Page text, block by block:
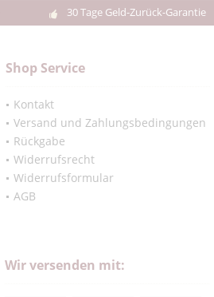
30 Tage Geld-Zurück-Garantie
Shop Service
Kontakt
Versand und Zahlungsbedingungen
Rückgabe
Widerrufsrecht
Widerrufsformular
AGB
Wir versenden mit: